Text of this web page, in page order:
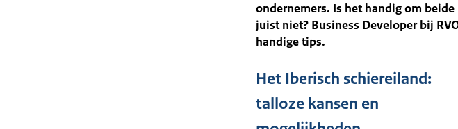
ondernemers. Is het handig om
juist niet? Business Developer bij
handige tips.
Het Iberisch schiereiland:
talloze kansen en